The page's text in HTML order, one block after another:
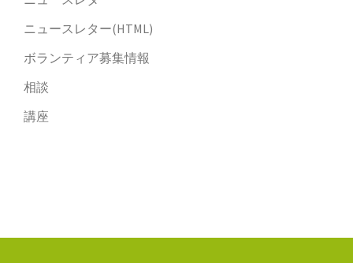
ニュースレター(HTML)
ボランティア募集情報
相談
講座